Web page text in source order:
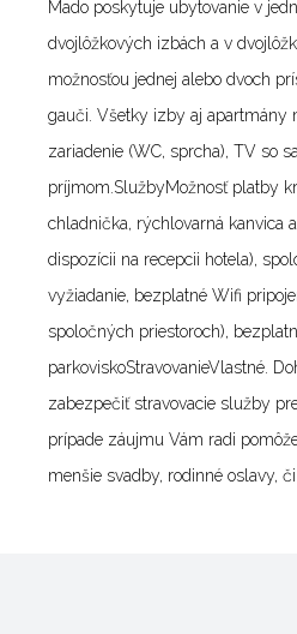
Mado poskytuje ubytovanie v
dvojlôžkových izbách a v
možnosťou jednej alebo dvoch
gauči. Všetky izby aj apartmány
zariadenie (WC, sprcha), TV so
príjmom.SlužbyMožnosť platby
chladnička, rýchlovarná kanvica
dispozícii na recepcii hotela),
vyžiadanie, bezplatné Wifi
spoločných priestoroch),
parkoviskoStravovanieVlastné.
zabezpečiť stravovacie služby
prípade záujmu Vám radi
menšie svadby, rodinné oslavy, či